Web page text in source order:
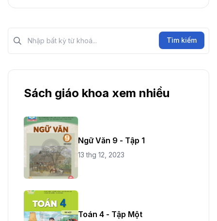
Tìm kiếm?>
Tìm kiếm
Sách giáo khoa xem nhiều
Ngữ Văn 9 - Tập 1
13 thg 12, 2023
Toán 4 - Tập Một